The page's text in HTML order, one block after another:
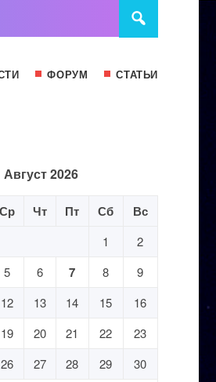
ФОРУМ СТАТЬИ
Август 2026
Ср Чт Пт Сб Вс
1
2
5 6 7 8
9
12 13 14 15
16
19 20 21 22
23
26 27 28 29
30